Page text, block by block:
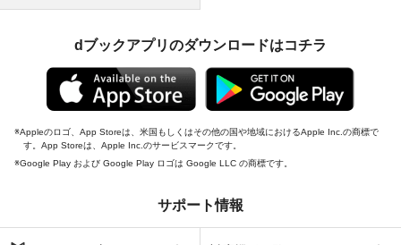
dブックアプリのダウンロードはコチラ
Appleのロゴ、App Storeは、米国もしくはその他の国や地域におけるApple Inc.の商標で
す。App Storeは、Apple Inc.のサービスマークです。
Google Play および Google Play ロゴは Google LLC の商標です。
サポート情報